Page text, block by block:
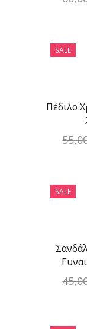
SALE
Πέδιλο
SALE